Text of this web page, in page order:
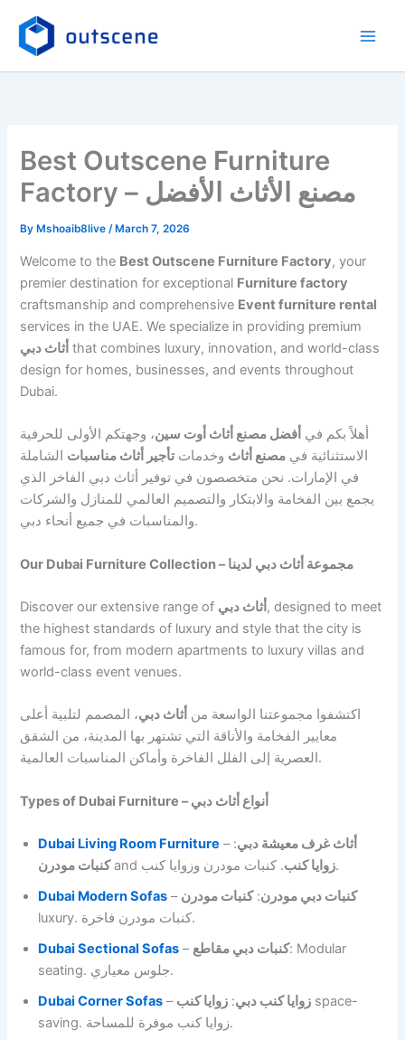
content
Best Outscene Furniture
Factory – مصنع الأثاث الأفضل
By Mshoaib8live/ March 7, 2026
Welcome to the Best Outscene Furniture Factory, your
premier destination for exceptional Furniture factory
craftsmanship and comprehensive Event furniture rental
services in the UAE. We specialize in providing premium
أثاث دبي that combines luxury, innovation, and world-class
design for homes, businesses, and events throughout
Dubai.
أهلاً بكم في أفضل مصنع أثاث أوت سين، وجهتكم الأولى للحرفية
الاستثنائية في مصنع أثاث وخدماتتأجير أثاث مناسبات الشاملة
في الإمارات. نحن متخصصون في توفير أثاث دبي الفاخر الذي
يجمع بين الفخامة والابتكار والتصميم العالمي للمنازل والشركات
والمناسبات في جميع أنحاء دبي.
Our Dubai Furniture Collection – مجموعة أثاث دبي لدينا
Discover our extensive range of أثاث دبي , designed to meet
the highest standards of luxury and style that the city is
famous for, from modern apartments to luxury villas and
world-class event venues.
اكتشفوا مجموعتنا الواسعة من أثاث دبي، المصمم لتلبية أعلى
معايير الفخامة والأناقة التي تشتهر بها المدينة، من الشقق
العصرية إلى الفلل الفاخرة وأماكن المناسبات العالمية.
Types of Dubai Furniture – أنواع أثاث دبي
Dubai Living Room Furniture – أثاث غرف معيشة دبي:
كنبات مودرنand زوايا كنب. كنبات مودرن وزوايا كنب.
Dubai Modern Sofas – كنبات دبي مودرن:كنبات مودرن
luxury. كنبات مودرن فاخرة.
Dubai Sectional Sofas – كنبات دبي مقاطع: Modular
seating. جلوس معياري.
Dubai Corner Sofas – زوايا كنب دبي: زوايا كنب
space-
saving. زوايا كنب موفرة للمساحة.